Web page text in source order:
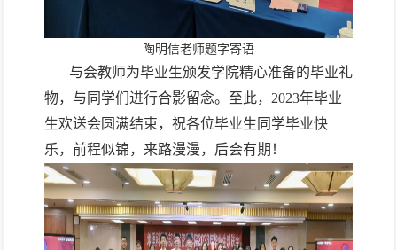
陶明信老师题字寄语
与会教师为毕业生颁发学院精心准备的毕业礼
物， 与 同学们进行合影留念。至此，2023年毕业
生欢送会圆满结束，祝各位毕业生同学毕业快
乐，前程似锦，来路漫漫，后会有期！